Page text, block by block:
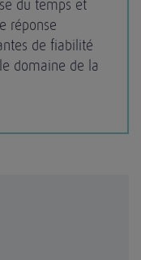
du temps et
réponse
de fiabilité
domaine de la